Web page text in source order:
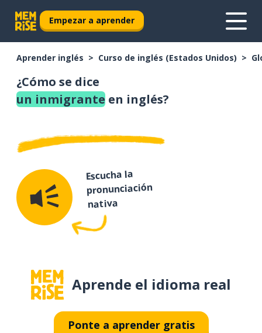
Empezar a aprender
Aprender inglés Curso de inglés (Estados Unidos)
¿Cómo se dice
un inmigrante en inglés?
Escucha la
pronunciación
nativa
Aprende el idioma real
Ponte a aprender gratis